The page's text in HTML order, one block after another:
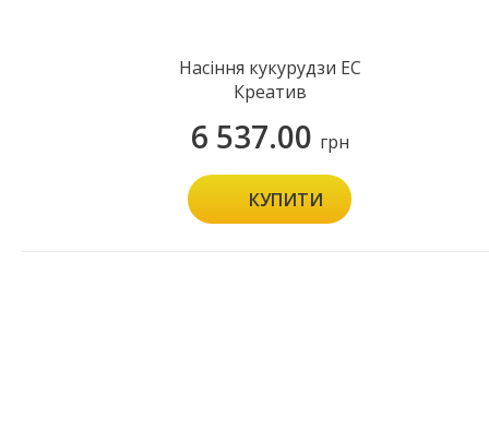
Насіння кукурудзи ЕС
Креатив
6 537.00 грн
КУПИТИ